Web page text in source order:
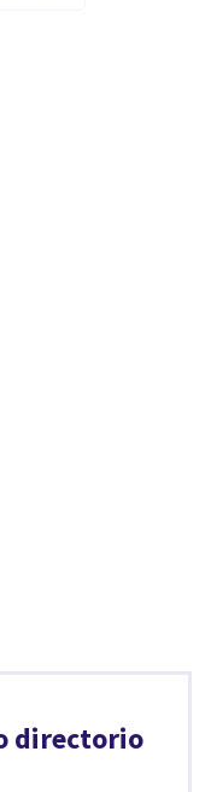
directorio